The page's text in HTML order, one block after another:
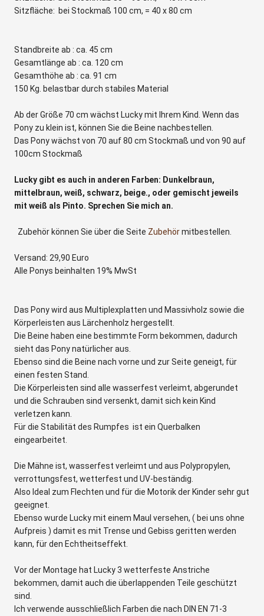
Sitzfläche: bei Stockmaß 100 cm, = 40 x 80 cm
Standbreite ab : ca. 45 cm
Gesamtlänge ab : ca. 120 cm
Gesamthöhe ab : ca. 91 cm
150 Kg. belastbar durch stabiles Material
Ab der Größe 70 cm wächst Lucky mit Ihrem Kind. Wenn das
Pony zu klein ist, können Sie die Beine nachbestellen.
Das Pony wächst von 70 auf 80 cm Stockmaß und von 90 auf
100cm Stockmaß
Lucky gibt es auch in anderen Farben: Dunkelbraun,
mittelbraun, weiß, schwarz, beige., oder gemischt jeweils
mit weiß als Pinto. Sprechen Sie mich an.
Zubehör können Sie über die Seite Zubehörmitbestellen.
Versand: 29,90 Euro
Alle Ponys beinhalten 19% MwSt
Das Pony wird aus Multiplexplatten und Massivholz sowie die
Körperleisten aus Lärchenholz hergestellt.
Die Beine haben eine bestimmte Form bekommen, dadurch
sieht das Pony natürlicher aus.
Ebenso sind die Beine nach vorne und zur Seite geneigt, für
einen festen Stand.
Die Körperleisten sind alle wasserfest verleimt, abgerundet
und die Schrauben sind versenkt, damit sich kein Kind
verletzen kann.
Für die Stabilität des Rumpfes ist ein Querbalken
eingearbeitet.
Die Mähne ist, wasserfest verleimt und aus Polypropylen,
verrottungsfest, wetterfest und UV-beständig.
Also Ideal zum Flechten und für die Motorik der Kinder sehr gut
geeignet.
Ebenso wurde Lucky mit einem Maul versehen, ( bei uns ohne
Aufpreis ) damit es mit Trense und Gebiss geritten werden
kann, für den Echtheitseffekt.
Vor der Montage hat Lucky 3 wetterfeste Anstriche
bekommen, damit auch die überlappenden Teile geschützt
sind.
Ich verwende ausschließlich Farben die nach DIN EN 71-3